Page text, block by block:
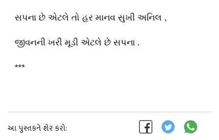
સપના છે એટલે તો હર માનવ સુખી અનિલ ,
જીવનની ખરી મૂડી એટલે છે સપના .
***
આ પુસ્તકને શેર કરો: